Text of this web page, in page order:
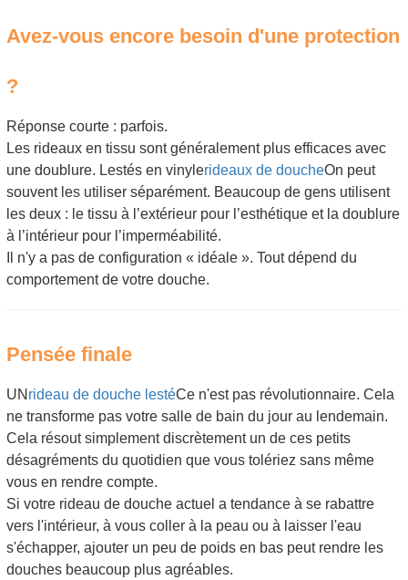
Avez-vous encore besoin d'une protection
?
Réponse courte : parfois.
Les rideaux en tissu sont généralement plus efficaces avec
une doublure. Lestés en vinylerideaux de doucheOn peut
souvent les utiliser séparément. Beaucoup de gens utilisent
les deux : le tissu à l’extérieur pour l’esthétique et la doublure
à l’intérieur pour l’imperméabilité.
Il n'y a pas de configuration « idéale ». Tout dépend du
comportement de votre douche.
Pensée finale
UN rideau de douche lestéCe n'est pas révolutionnaire. Cela
ne transforme pas votre salle de bain du jour au lendemain.
Cela résout simplement discrètement un de ces petits
désagréments du quotidien que vous tolériez sans même
vous en rendre compte.
Si votre rideau de douche actuel a tendance à se rabattre
vers l'intérieur, à vous coller à la peau ou à laisser l'eau
s'échapper, ajouter un peu de poids en bas peut rendre les
douches beaucoup plus agréables.